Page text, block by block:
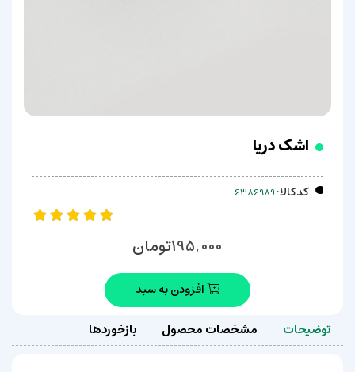
اشک دریا
کدکالا:
195,000تومان
افزودن به سبد
توضیحات مشخصات محصول بازخوردها